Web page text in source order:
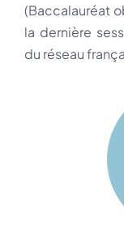
(Baccalauréat
la dernière
du réseau